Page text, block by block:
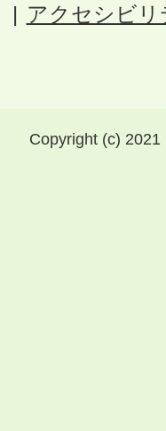
アクセシビ
Copyright (c)